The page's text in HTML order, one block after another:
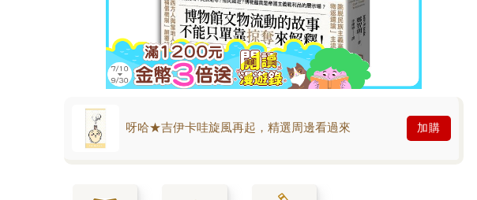
呀哈★吉伊卡哇旋風再起，精選周邊看過來 加購